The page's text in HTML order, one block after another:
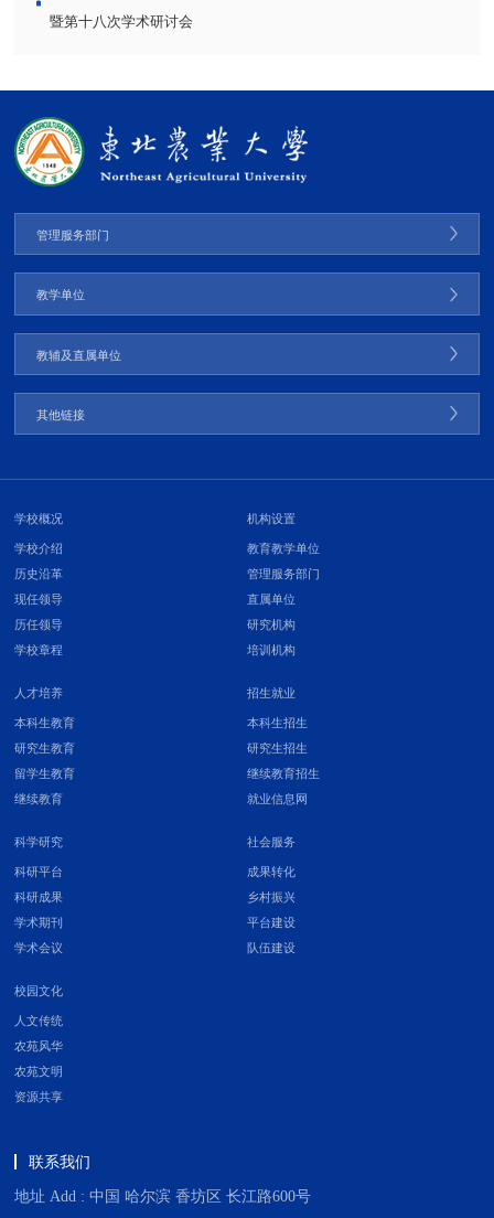
暨第十八次学术研讨会
管理服务部门
教学单位
教辅及直属单位
其他链接
学校概况
学校介绍
历史沿革
现任领导
历任领导
学校章程
机构设置
教育教学单位
管理服务部门
直属单位
研究机构
培训机构
人才培养
本科生教育
研究生教育
留学生教育
继续教育
招生就业
本科生招生
研究生招生
继续教育招生
就业信息网
科学研究
科研平台
科研成果
学术期刊
学术会议
社会服务
成果转化
乡村振兴
平台建设
队伍建设
校园文化
人文传统
农苑风华
农苑文明
资源共享
联系我们
地址 Add : 中国 哈尔滨 香坊区 长江路600号